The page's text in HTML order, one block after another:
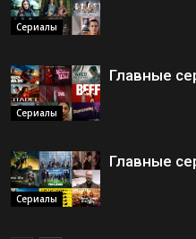
Сериалы
Сериалы
Главные
Сериалы
Главные